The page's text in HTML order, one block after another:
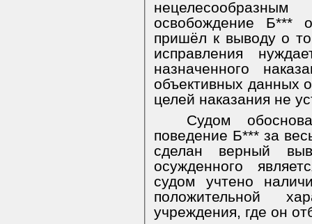
освобождение Б***
пришёл к выводу о
исправления
назначенного
объективных данных
целей наказания не
Судом
поведение Б*** за
сделан верный
осужденного
судом учтено
положительной
учреждения, где он